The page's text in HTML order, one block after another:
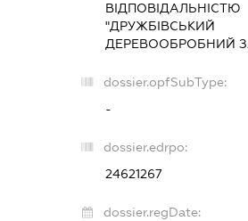
ВІДПОВІДАЛЬНІСТЮ
"ДРУЖБІВСЬКИЙ
ДЕРЕВООБРОБНИЙ
dossier.opfSubType:
-
dossier.edrpo:
24621267
dossier.regDate: